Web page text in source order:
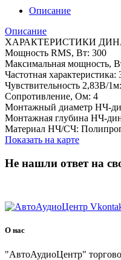
Описание
Описание
ХАРАКТЕРИСТИКИ
Мощность RMS, Вт: 300
Максимальная мощность,
Частотная характеристика:
Чувствительность 2,83В/
Сопротивление, Ом: 4
Монтажный диаметр НЧ-
Монтажная глубина НЧ-
Материал НЧ/СЧ:
Показать на карте
Не нашли ответ на
О нас
"АвтоАудиоЦентр"